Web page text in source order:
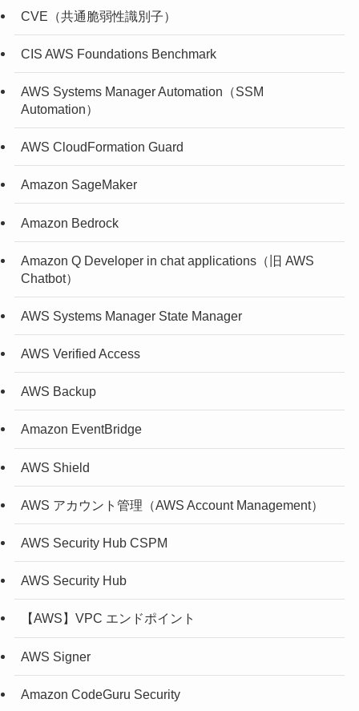
CVE（共通脆弱性識別子）
CIS AWS Foundations Benchmark
AWS Systems Manager Automation（SSM
Automation）
AWS CloudFormation Guard
Amazon SageMaker
Amazon Bedrock
Amazon Q Developer in chat applications（旧 AWS
Chatbot）
AWS Systems Manager State Manager
AWS Verified Access
AWS Backup
Amazon EventBridge
AWS Shield
AWS アカウント管理（AWS Account Management）
AWS Security Hub CSPM
AWS Security Hub
【AWS】VPC エンドポイント
AWS Signer
Amazon CodeGuru Security